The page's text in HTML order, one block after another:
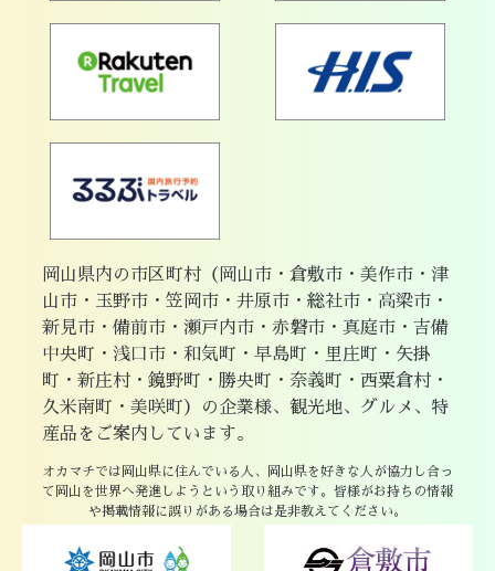
岡山県内の市区町村（岡山市・倉敷市・美作市・津
山市・玉野市・笠岡市・井原市・総社市・高梁市・
新見市・備前市・瀬戸内市・赤磐市・真庭市・吉備
中央町・浅口市・和気町・早島町・里庄町・矢掛
町・新庄村・鏡野町・勝央町・奈義町・西粟倉村・
久米南町・美咲町）の企業様、観光地、グルメ、特
産品をご案内しています。
オカマチでは岡山県に住んでいる人、岡山県を好きな人が協力し合っ
て岡山を世界へ発進しようという取り組みです。皆様がお持ちの情報
や掲載情報に誤りがある場合は是非教えてください。